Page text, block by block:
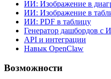
ИИ: Изображение в
ИИ: Изображение в
ИИ: PDF в таблицу
Генератор дашбордов с
API и интеграции
Навык OpenClaw
Возможности